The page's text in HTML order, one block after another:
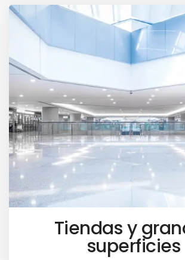
Tiendas y
superficies